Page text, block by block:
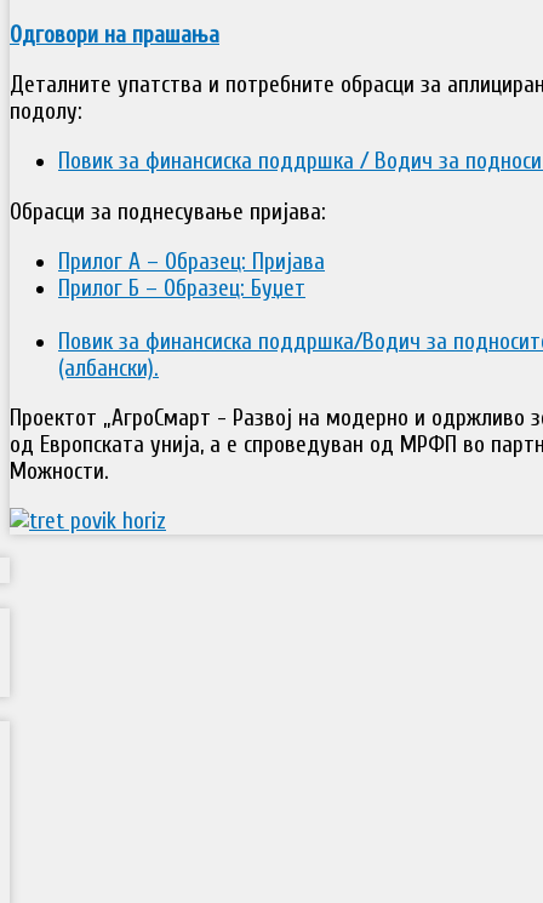
Одговори на прашања
Деталните упатства и потребните обрасци за
подолу:
Повик за финансиска поддршка / Водич за
Обрасци за поднесување пријава:
Прилог А – Образец: Пријава
Прилог Б – Образец: Буџет
Повик за финансиска поддршка/Водич за
(албански).
Проектот „АгроСмарт - Развој на модерно и одржливо
од Европската унија, а е спроведуван од МРФП во
Можности.